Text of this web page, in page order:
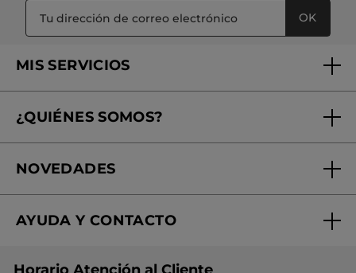
OK
MIS SERVICIOS
Tratamientos de Belleza
Mi club Yves Rocher
¿QUIÉNES SOMOS?
¿Quiénes somos?
Nuestros compromisos
NOVEDADES
Rebajas
AYUDA Y CONTACTO